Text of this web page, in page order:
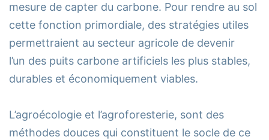
mesure de capter du carbone. Pour rendre au sol
cette fonction primordiale, des stratégies utiles
permettraient au secteur agricole de devenir
l’un des puits carbone artificiels les plus stables,
durables et économiquement viables.
L’agroécologie et l’agroforesterie, sont des
méthodes douces qui constituent le socle de ce